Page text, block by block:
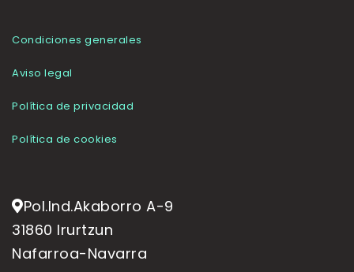
Condiciones generales
Aviso legal
Política de privacidad
Política de cookies
Pol.Ind.Akaborro A-9
31860 Irurtzun
Nafarroa-Navarra